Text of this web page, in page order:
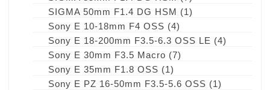
SIGMA 50mm F1.4 DG HSM (1)
Sony E 10-18mm F4 OSS (4)
Sony E 18-200mm F3.5-6.3 OSS LE (4)
Sony E 30mm F3.5 Macro (7)
Sony E 35mm F1.8 OSS (1)
Sony E PZ 16-50mm F3.5-5.6 OSS (1)